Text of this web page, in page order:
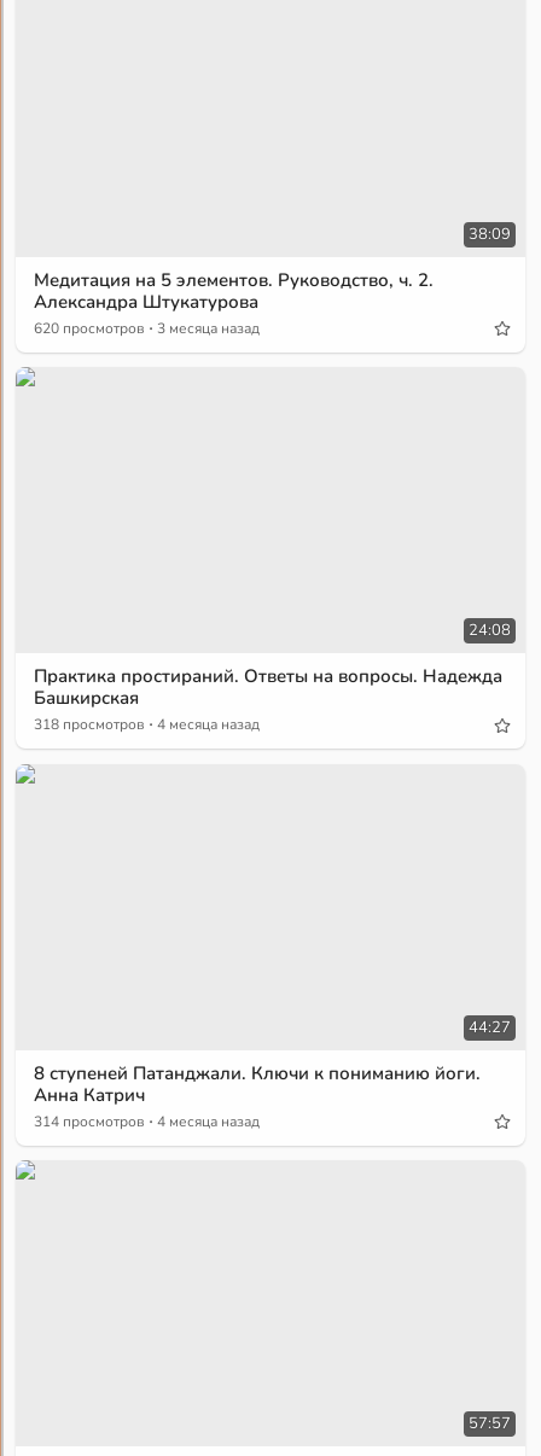
38:09
Медитация на 5 элементов. Руководство, ч. 2.
Александра Штукатурова
620 просмотров · 3 месяца назад
24:08
Практика простираний. Ответы на вопросы. Надежда
Башкирская
318 просмотров · 4 месяца назад
44:27
8 ступеней Патанджали. Ключи к пониманию йоги.
Анна Катрич
314 просмотров · 4 месяца назад
57:57